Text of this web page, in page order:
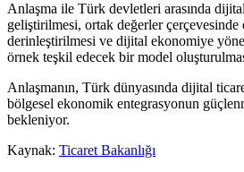
Anlaşma ile Türk devletleri arasında
geliştirilmesi, ortak değerler
derinleştirilmesi ve dijital ekonomiye
örnek teşkil edecek bir model
Anlaşmanın, Türk dünyasında dijital
bölgesel ekonomik entegrasyonun
bekleniyor.
Kaynak: Ticaret Bakanlığı